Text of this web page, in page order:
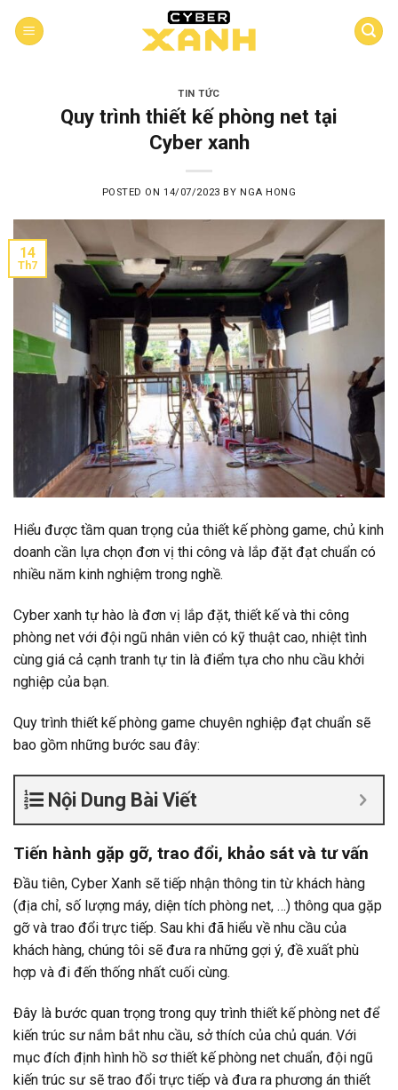
TIN TỨC
Quy trình thiết kế phòng net tại
Cyber xanh
POSTED ON14/07/2023 BY NGA HONG
14
Th7
Hiểu được tầm quan trọng của thiết kế phòng game, chủ kinh
doanh cần lựa chọn đơn vị thi công và lắp đặt đạt chuẩn có
nhiều năm kinh nghiệm trong nghề.
Cyber xanh tự hào là đơn vị lắp đặt, thiết kế và thi công
phòng net với đội ngũ nhân viên có kỹ thuật cao, nhiệt tình
cùng giá cả cạnh tranh tự tin là điểm tựa cho nhu cầu khởi
nghiệp của bạn.
Quy trình thiết kế phòng game chuyên nghiệp đạt chuẩn sẽ
bao gồm những bước sau đây:
Nội Dung Bài Viết
Tiến hành gặp gỡ, trao đổi, khảo sát và tư vấn
Đầu tiên, Cyber Xanh sẽ tiếp nhận thông tin từ khách hàng
(địa chỉ, số lượng máy, diện tích phòng net, …) thông qua gặp
gỡ và trao đổi trực tiếp. Sau khi đã hiểu về nhu cầu của
khách hàng, chúng tôi sẽ đưa ra những gợi ý, đề xuất phù
hợp và đi đến thống nhất cuối cùng.
Đây là bước quan trọng trong quy trình thiết kế phòng net để
kiến trúc sư nắm bắt nhu cầu, sở thích của chủ quán. Với
mục đích định hình hồ sơ thiết kế phòng net chuẩn, đội ngũ
kiến trúc sư sẽ trao đổi trực tiếp và đưa ra phương án thiết